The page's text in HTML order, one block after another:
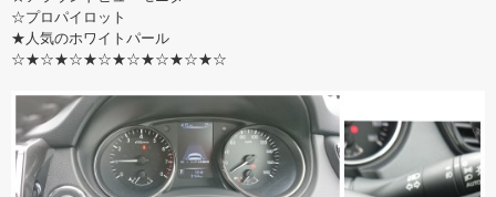
☆プロパイロット
★人気のホワイトパール
☆★☆★☆★☆★☆★☆★☆★☆